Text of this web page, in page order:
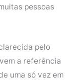
pessoas
pelo
a referência
uma só vez em